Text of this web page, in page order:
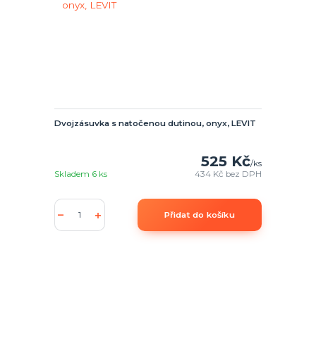
Dvojzásuvka s natočenou dutinou, onyx, LEVIT
525 Kč/ks
434 Kč bez DPH
Skladem 6 ks
Přidat do košíku